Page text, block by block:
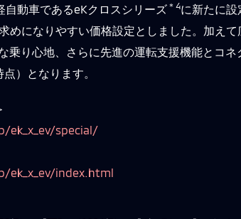
自動車であるeKクロスシリーズ ＊4に新たに
めになりやすい価格設定としました。加え
乗り心地、さらに先進の運転支援機能とコ
）となります。
special/
index.html